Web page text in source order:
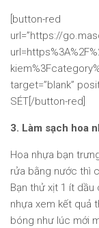
[button-red
url=”https://
target=”blank”
SÉT[/button-red]
3. Làm sạch hoa
Hoa nhựa bạn
rửa bằng nước thì
Bạn thử xịt 1 ít
nhựa xem kết quả
bóng như lúc mới